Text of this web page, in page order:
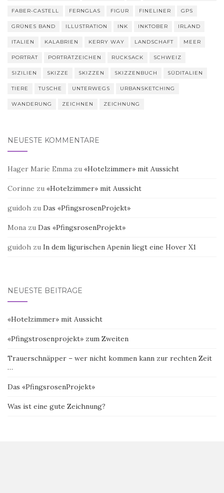
FABER-CASTELL FERNGLAS FIGUR FINELINER GPS
GRÜNES BAND ILLUSTRATION INK INKTOBER IRLAND
ITALIEN KALABRIEN KERRY WAY LANDSCHAFT MEER
PORTRÄT PORTRÄTZEICHEN RUCKSACK SCHWEIZ
SIZILIEN SKIZZE SKIZZEN SKIZZENBUCH SÜDITALIEN
TIERE TUSCHE UNTERWEGS URBANSKETCHING
WANDERUNG ZEICHNEN ZEICHNUNG
NEUESTE KOMMENTARE
Hager Marie Emma zu «Hotelzimmer» mit Aussicht
Corinne zu «Hotelzimmer» mit Aussicht
guidoh zu Das «PfingsrosenProjekt»
Mona zu Das «PfingsrosenProjekt»
guidoh zu In dem ligurischen Apenin liegt eine Hover X1
NEUESTE BEITRÄGE
«Hotelzimmer» mit Aussicht
«Pfingstrosenprojekt» zum Zweiten
Trauerschnäpper – wer nicht kommen kann zur rechten Zeit
…
Das «PfingsrosenProjekt»
Was ist eine gute Zeichnung?